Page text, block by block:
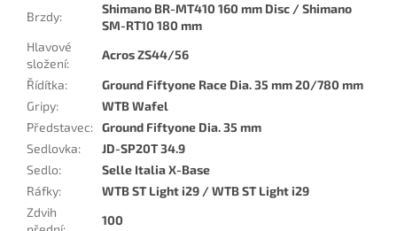
Brzdy:
Shimano BR-MT410 160 mm Disc / Shimano
SM-RT10 180 mm
Hlavové
složení:
Acros ZS44/56
Řídítka:
Ground Fiftyone Race Dia. 35 mm 20/780 mm
Gripy:
WTB Wafel
Představec: Ground Fiftyone Dia. 35 mm
Sedlovka:
JD-SP20T 34.9
Sedlo:
Selle Italia X-Base
Ráfky:
WTB ST Light i29 / WTB ST Light i29
Zdvih
100